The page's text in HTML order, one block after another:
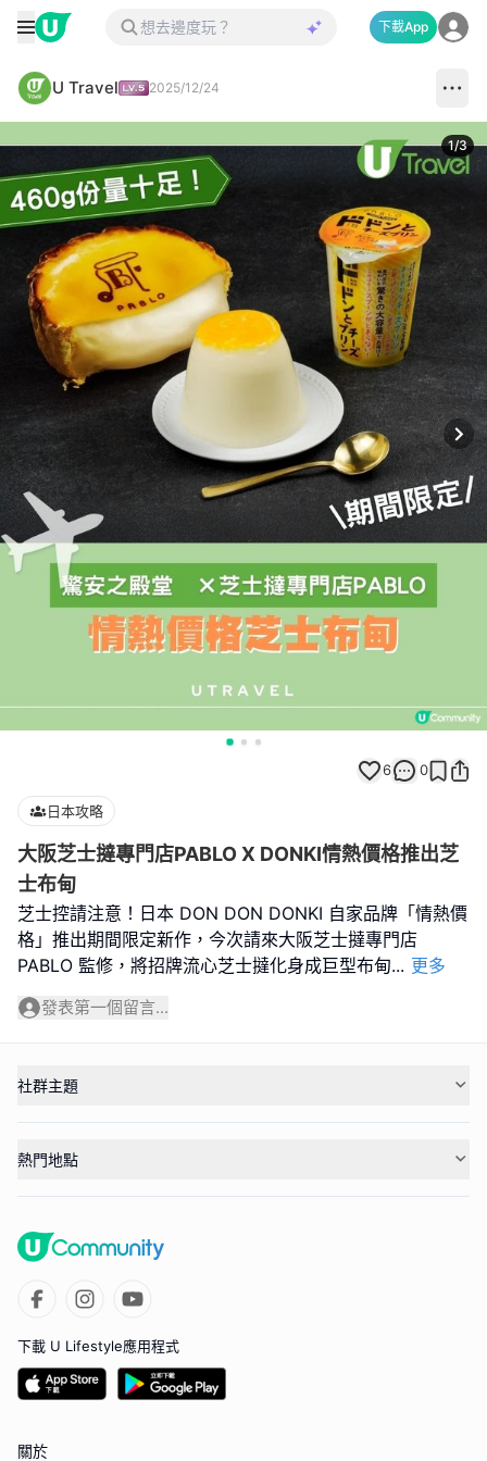
下載App
U Travel 2025/12/24
1/3
6 0
日本攻略
大阪芝士撻專門店PABLO X DONKI情熱價格推出芝
士布甸
芝士控請注意！日本 DON DON DONKI 自家品牌「情熱價
格」推出期間限定新作，今次請來大阪芝士撻專門店
PABLO 監修，將招牌流心芝士撻化身成巨型布甸... 更多
發表第一個留言...
社群主題
熱門地點
下載 U Lifestyle應用程式
關於